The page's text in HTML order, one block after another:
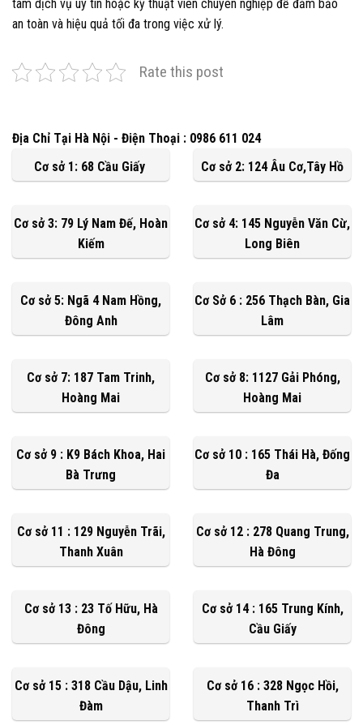
tâm dịch vụ uy tín hoặc kỹ thuật viên chuyên nghiệp để đảm bảo
an toàn và hiệu quả tối đa trong việc xử lý.
Rate this post
Địa Chỉ Tại Hà Nội - Điện Thoại : 0986 611 024
Cơ sở 1: 68 Cầu Giấy
Cơ sở 2: 124 Âu Cơ,Tây Hồ
Cơ sở 3: 79 Lý Nam Đế, Hoàn
Kiếm
Cơ sở 4: 145 Nguyễn Văn Cừ,
Long Biên
Cơ sở 5: Ngã 4 Nam Hồng,
Đông Anh
Cơ Sở 6 : 256 Thạch Bàn, Gia
Lâm
Cơ sở 7: 187 Tam Trinh,
Hoàng Mai
Cơ sở 8: 1127 Gải Phóng,
Hoàng Mai
Cơ sở 9 : K9 Bách Khoa, Hai
Bà Trưng
Cơ sở 10 : 165 Thái Hà, Đống
Đa
Cơ sở 11 : 129 Nguyễn Trãi,
Thanh Xuân
Cơ sở 12 : 278 Quang Trung,
Hà Đông
Cơ sở 13 : 23 Tố Hữu, Hà
Đông
Cơ sở 14 : 165 Trung Kính,
Cầu Giấy
Cơ sở 15 : 318 Cầu Dậu, Linh
Đàm
Cơ sở 16 : 328 Ngọc Hồi,
Thanh Trì